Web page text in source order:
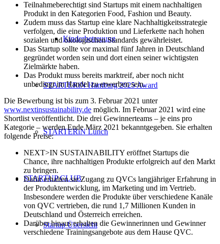
Kinderbetreuung
STARTERiN Hamburg 2025 Award
STARTERiN Lunch
STARTUP CLUB
Startup Übersicht
Teilnahmeberechtigt sind Startups mit einem nachhaltigen
Produkt in den Kategorien Food, Fashion und Beauty.
Zudem muss das Startup eine klare Nachhaltigkeitsstrategie
verfolgen, die eine Produktion und Lieferkette nach hohen
sozialen und ökologischen Standards gewährleistet.
Das Startup sollte vor maximal fünf Jahren in Deutschland
gegründet worden sein und dort einen seiner wichtigsten
Zielmärkte haben.
Das Produkt muss bereits marktreif, aber noch nicht
unbedingt im Handel zu erwerben sein.
Die Bewerbung ist bis zum 3. Februar 2021 unter
www.nextinsustainability.de möglich. Im Februar 2021 wird eine
Shortlist veröffentlicht. Die drei Gewinnerteams – je eins pro
Kategorie – werden Ende März 2021 bekanntgegeben. Sie erhalten
folgende Preise:
NEXT>IN SUSTAINABILITY eröffnet Startups die
Chance, ihre nachhaltigen Produkte erfolgreich auf den Markt
zu bringen.
Dafür erhalten sie Zugang zu QVCs langjähriger Erfahrung in
der Produktentwicklung, im Marketing und im Vertrieb.
Insbesondere werden die Produkte über verschiedene Kanäle
von QVC vertrieben, die rund 1,7 Millionen Kunden in
Deutschland und Österreich erreichen.
Darüber hinaus erhalten die Gewinnerinnen und Gewinner
verschiedene Trainingsangebote aus dem Hause QVC.